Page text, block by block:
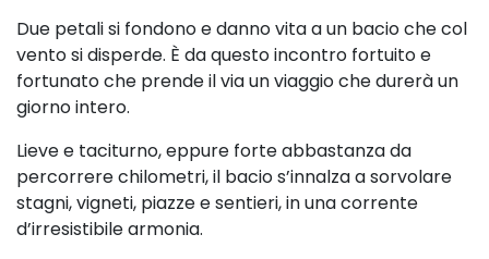
Due petali si fondono e danno vita a un bacioche col
vento si disperde. È da questo incontro fortuito e
fortunato che prende il via un viaggio che durerà un
giorno intero.
Lieve e taciturno, eppure forte abbastanzada
percorrere chilometri, il bacio s’innalza asorvolare
stagni, vigneti, piazze e sentieri, inuna corrente
d’irresistibile armonia.